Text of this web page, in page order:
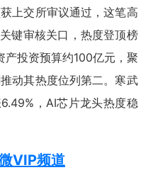
上交所审议通过，这笔高
键审核关口，热度登顶榜
投资预算约100亿元，聚
动其热度位列第二。寒武
，AI芯片龙头热度稳
VIP频道